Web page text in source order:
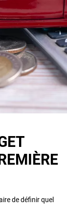
de définir quel